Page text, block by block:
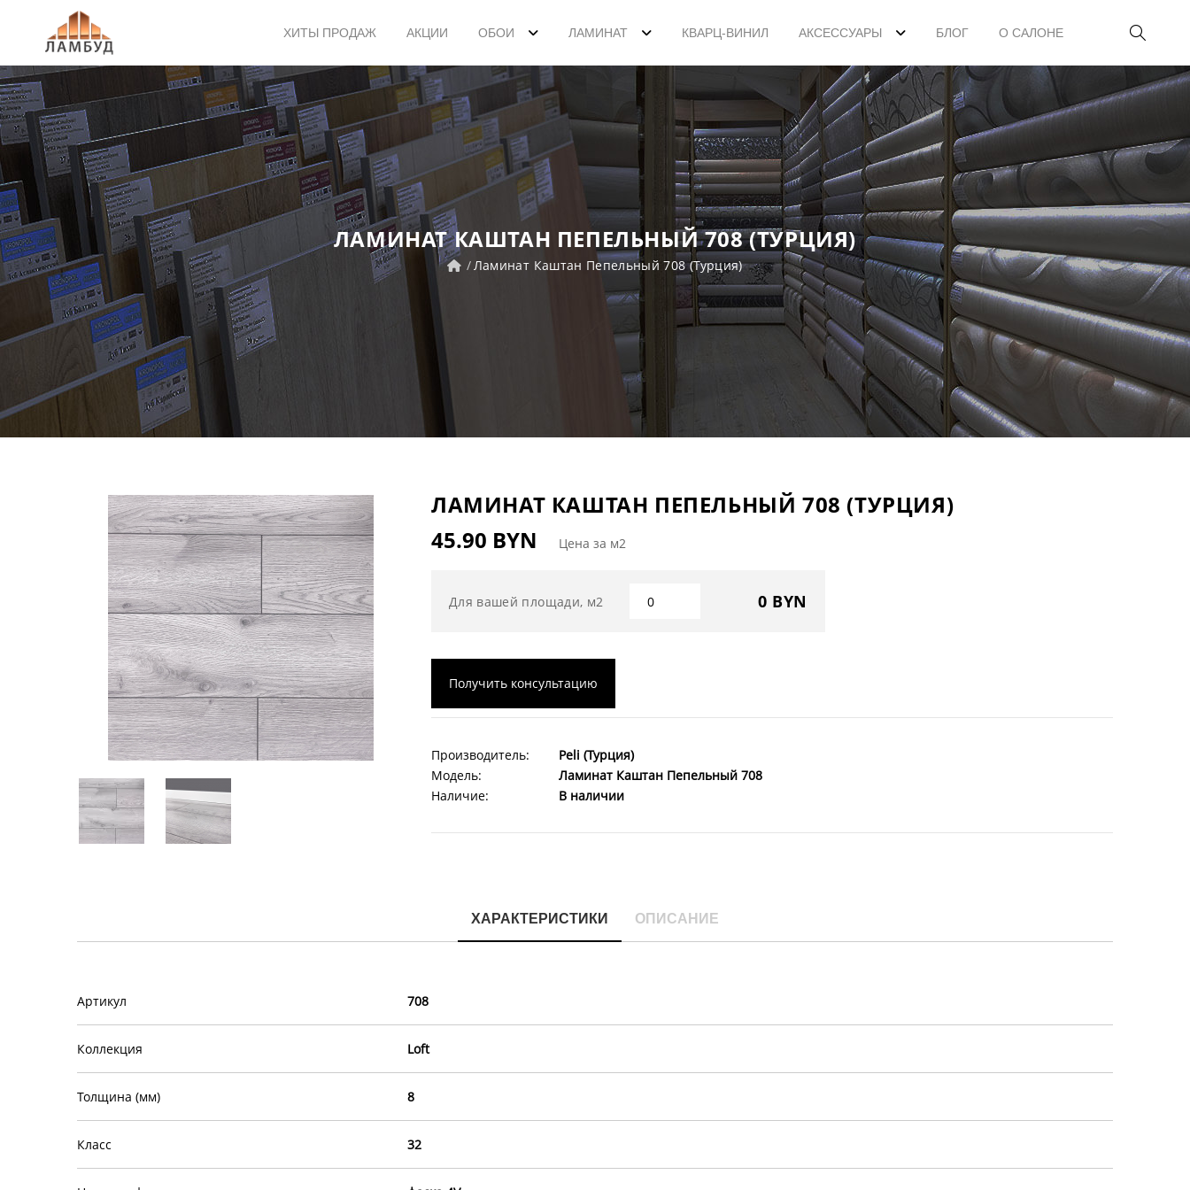
ХИТЫ ПРОДАЖ АКЦИИ ОБОИ ЛАМИНАТ КВАРЦ-ВИНИЛ АКСЕССУАРЫ БЛОГ О САЛОНЕ
ЛАМИНАТ КАШТАН ПЕПЕЛЬНЫЙ 708 (ТУРЦИЯ)
Ламинат Каштан Пепельный 708 (Турция)
ЛАМИНАТ КАШТАН ПЕПЕЛЬНЫЙ 708 (ТУРЦИЯ)
45.90 BYN
Цена за м2
Для вашей площади, м2 0 BYN
Получить консультацию
Производитель:
Peli (Турция)
Модель:
Ламинат Каштан Пепельный 708
Наличие:
В наличии
ХАРАКТЕРИСТИКИ ОПИСАНИЕ
Артикул 708
Коллекция Loft
Толщина (мм) 8
Класс 32